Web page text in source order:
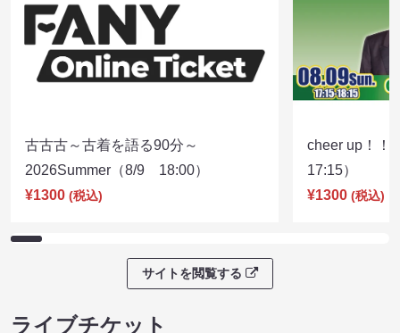
古古古～古着を語る90分～
2026Summer（8/9 18:00）
¥1300 (税込)
cheer up！
17:15）
¥1300 (税込)
サイトを閲覧する
ライブチケット